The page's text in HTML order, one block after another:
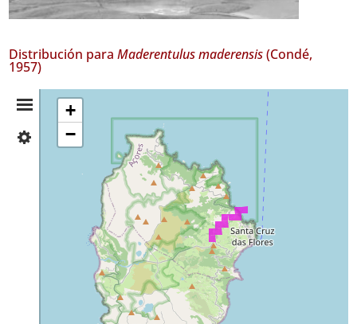
Distribución paraMaderentulus maderensis(Condé,
1957)
Resumen
Flores
Precisión
+
−